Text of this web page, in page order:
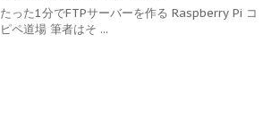
たった1分でFTPサーバーを作る Raspberry Pi コ
ピペ道場 筆者はそ ...